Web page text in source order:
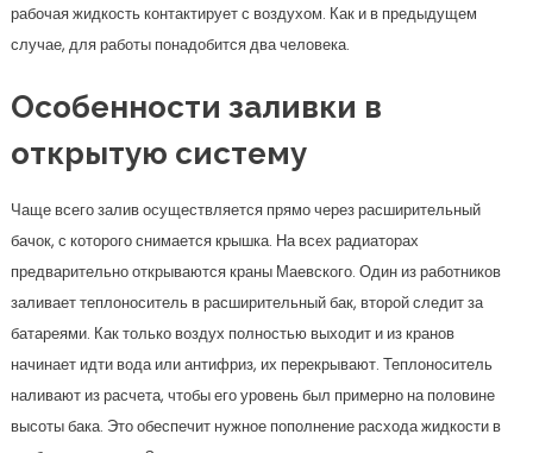
рабочая жидкость контактирует с воздухом. Как и в предыдущем
случае, для работы понадобится два человека.
Особенности заливки в
открытую систему
Чаще всего залив осуществляется прямо через расширительный
бачок, с которого снимается крышка. На всех радиаторах
предварительно открываются краны Маевского. Один из работников
заливает теплоноситель в расширительный бак, второй следит за
батареями. Как только воздух полностью выходит и из кранов
начинает идти вода или антифриз, их перекрывают. Теплоноситель
наливают из расчета, чтобы его уровень был примерно на половине
высоты бака. Это обеспечит нужное пополнение расхода жидкости в